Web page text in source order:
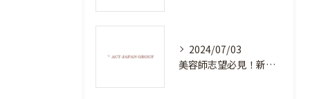
2024/07/03
美容師志望必見！新たな価値を創造する美容室でハイレベルな技術を学べる環境